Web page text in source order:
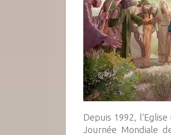
Depuis 1992,
Journée Mondiale